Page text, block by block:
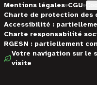
Mentions légales CGU
Charte de protection des
Accessibilité :
Charte responsabilité
RGESN : partiellement
Votre navigation sur le
visite